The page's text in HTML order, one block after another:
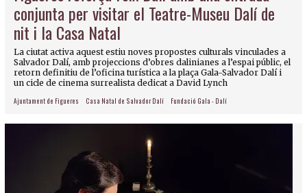
conjunta per visitar el Teatre-Museu Dalí de
nit i la Casa Natal
La ciutat activa aquest estiu noves propostes culturals vinculades a
Salvador Dalí, amb projeccions d’obres dalinianes a l’espai públic, el
retorn definitiu de l’oficina turística a la plaça Gala-Salvador Dalí i
un cicle de cinema surrealista dedicat a David Lynch
Ajuntament de Figueres Casa Natal de Salvador Dalí Fundació Gala - Dalí